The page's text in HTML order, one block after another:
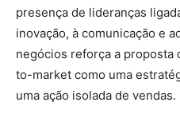
presença de lideranças
inovação, à comunicação e
negócios reforça a proposta
to-market como uma
uma ação isolada de vendas.